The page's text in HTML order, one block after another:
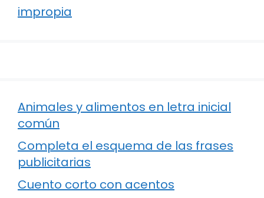
impropia
Animales y alimentos en letra inicial
común
Completa el esquema de las frases
publicitarias
Cuento corto con acentos